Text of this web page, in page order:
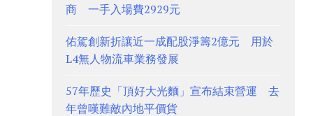
商 一手入場費2929元
佑駕創新折讓近一成配股淨籌2億元 用於
L4無人物流車業務發展
57年歷史「頂好大光麵」宣布結束營運 去
年曾嘆難敵內地平價貨